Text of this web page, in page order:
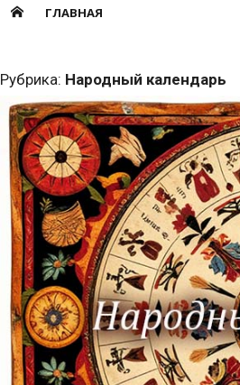
ГЛАВНАЯ
Рубрика: Народный календарь